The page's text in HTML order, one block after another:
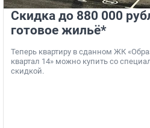
Скидка до 880 000
готовое жильё*
Теперь квартиру в сданном ЖК
квартал 14» можно купить со
скидкой.